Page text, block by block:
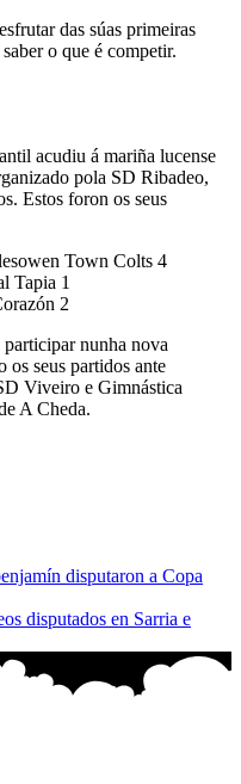
das súas primeiras
o que é competir.
acudiu á mariña lucense
pola SD Ribadeo,
Estos foron os seus
Town Colts 4
Tapia 1
2
nunha nova
os seus partidos ante
Viveiro e Gimnástica
A Cheda.
disputaron a Copa
disputados en Sarria e